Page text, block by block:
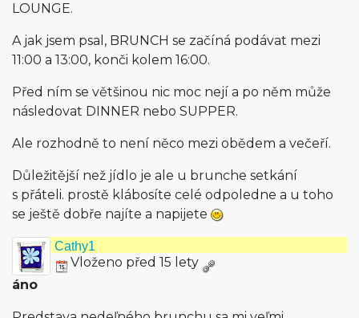
LOUNGE.
A jak jsem psal, BRUNCH se začíná podávat mezi
11:00 a 13:00, konči kolem 16:00.
Před ním se většinou nic moc nejí a po něm může
následovat DINNER nebo SUPPER.
Ale rozhodně to není něco mezi obědem a večeří.
Důležitější než jídlo je ale u brunche setkání
s přáteli. prostě klábosíte celé odpoledne a u toho
se ještě dobře najíte a napijete
Cathy1
Vloženo před 15 lety
áno